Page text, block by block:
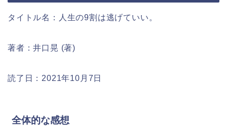
タイトル名：人生の9割は逃げていい。
著者：井口晃 (著)
読了日：2021年10月7日
全体的な感想